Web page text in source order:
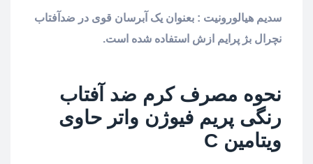
سدیم هیالورونیت : بعنوان یک آبرسان قوی در ضدآفتاب
نچرال بژ پرایم ازش استفاده شده است.
نحوه مصرف کرم ضد آفتاب
رنگی پریم فیوژن واتر حاوی
ویتامین C